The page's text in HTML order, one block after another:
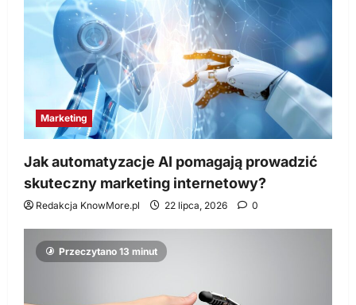
Marketing
Jak automatyzacje AI pomagają prowadzić
skuteczny marketing internetowy?
Redakcja KnowMore.pl 22 lipca, 2026 0
Przeczytano 13 minut